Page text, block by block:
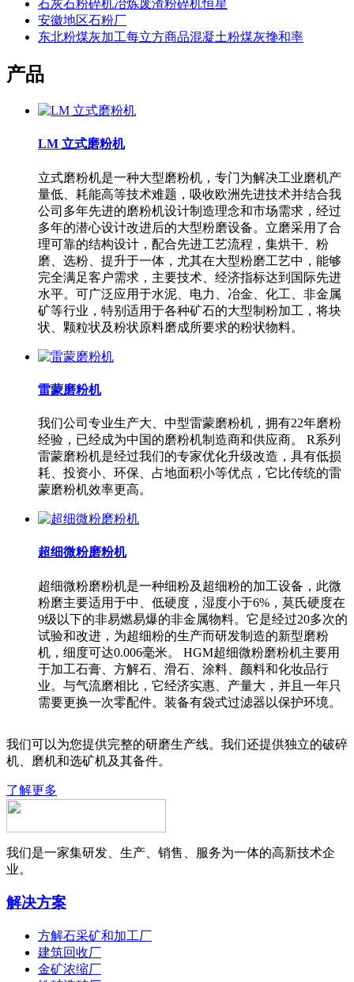
石灰石粉碎机冶炼废渣粉碎机恒星
安徽地区石粉厂
东北粉煤灰加工每立方商品混凝土粉煤灰搀和率
产品
LM 立式磨粉机
立式磨粉机是一种大型磨粉机，专门为解决工业磨机产
量低、耗能高等技术难题，吸收欧洲先进技术并结合我
公司多年先进的磨粉机设计制造理念和市场需求，经过
多年的潜心设计改进后的大型粉磨设备。立磨采用了合
理可靠的结构设计，配合先进工艺流程，集烘干、粉
磨、选粉、提升于一体，尤其在大型粉磨工艺中，能够
完全满足客户需求，主要技术、经济指标达到国际先进
水平。可广泛应用于水泥、电力、冶金、化工、非金属
矿等行业，特别适用于各种矿石的大型制粉加工，将块
状、颗粒状及粉状原料磨成所要求的粉状物料。
雷蒙磨粉机
我们公司专业生产大、中型雷蒙磨粉机，拥有22年磨粉
经验，已经成为中国的磨粉机制造商和供应商。 R系列
雷蒙磨粉机是经过我们的专家优化升级改造，具有低损
耗、投资小、环保、占地面积小等优点，它比传统的雷
蒙磨粉机效率更高。
超细微粉磨粉机
超细微粉磨粉机是一种细粉及超细粉的加工设备，此微
粉磨主要适用于中、低硬度，湿度小于6%，莫氏硬度在
9级以下的非易燃易爆的非金属物料。它是经过20多次的
试验和改进，为超细粉的生产而研发制造的新型磨粉
机，细度可达0.006毫米。 HGM超细微粉磨粉机主要用
于加工石膏、方解石、滑石、涂料、颜料和化妆品行
业。与气流磨相比，它经济实惠、产量大，并且一年只
需要更换一次零配件。装备有袋式过滤器以保护环境。
我们可以为您提供完整的研磨生产线。我们还提供独立的破碎
机、磨机和选矿机及其备件。
了解更多
我们是一家集研发、生产、销售、服务为一体的高新技术企
业。
解决方案
方解石采矿和加工厂
建筑回收厂
金矿浓缩厂